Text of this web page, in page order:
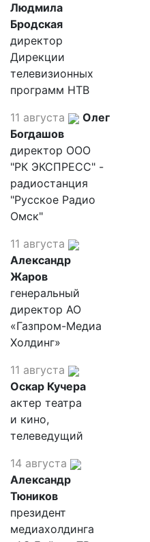
Людмила
Бродская
директор
Дирекции
телевизионных
программ НТВ
11 августа
Олег
Богдашов
директор ООО
"РК ЭКСПРЕСС" -
радиостанция
"Русское Радио
Омск"
11 августа
Александр
Жаров
генеральный
директор АО
«Газпром-Медиа
Холдинг»
11 августа
Оскар Кучера
актер театра
и кино,
телеведущий
14 августа
Александр
Тюников
президент
медиахолдинга